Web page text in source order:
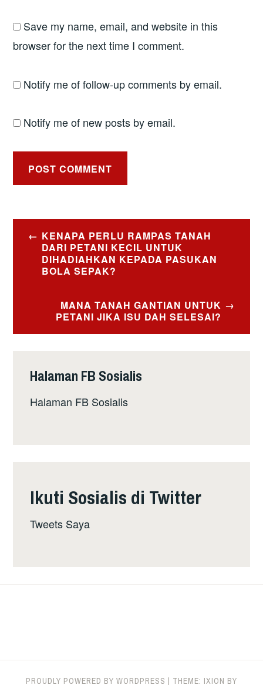
Save my name, email, and website in this
browser for the next time I comment.
Notify me of follow-up comments by email.
Notify me of new posts by email.
Post
navigation
KENAPA PERLU RAMPAS TANAH
DARI PETANI KECIL UNTUK
DIHADIAHKAN KEPADA PASUKAN
BOLA SEPAK?
MANA TANAH GANTIAN UNTUK
PETANI JIKA ISU DAH SELESAI?
Halaman FB Sosialis
Halaman FB Sosialis
Ikuti Sosialis di Twitter
Tweets Saya
PROUDLY POWERED BY WORDPRESS | THEME: IXION BY